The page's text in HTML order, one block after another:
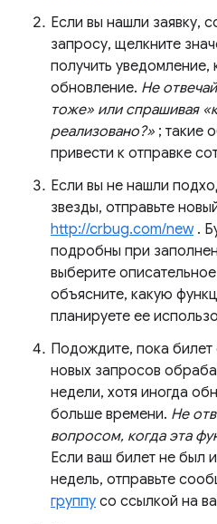
Если вы нашли заявку,
запросу, щелкните
получить уведомление,
обновление. Не
тоже» или спрашивая
реализовано?» ; такие
привести к отправке
Если вы не нашли
звезды, отправьте
http://crbug.com/new.
подробны при
выберите
объясните, какую
планируете ее
Подождите, пока билет
новых запросов
недели, хотя иногда
больше времени. Не
вопросом, когда эта
Если ваш билет не был
недель, отправьте
группу со ссылкой на